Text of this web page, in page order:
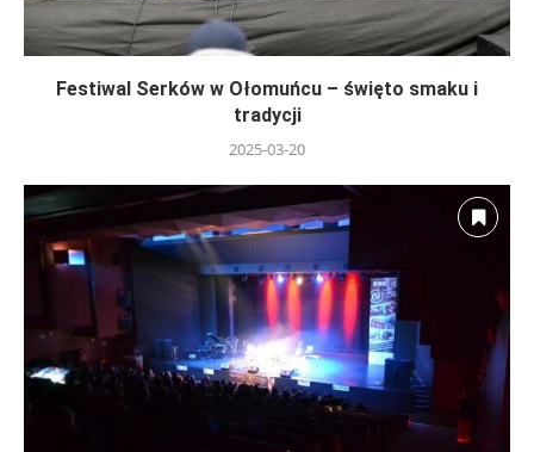
Festiwal Serków w Ołomuńcu – święto smaku i
tradycji
2025-03-20